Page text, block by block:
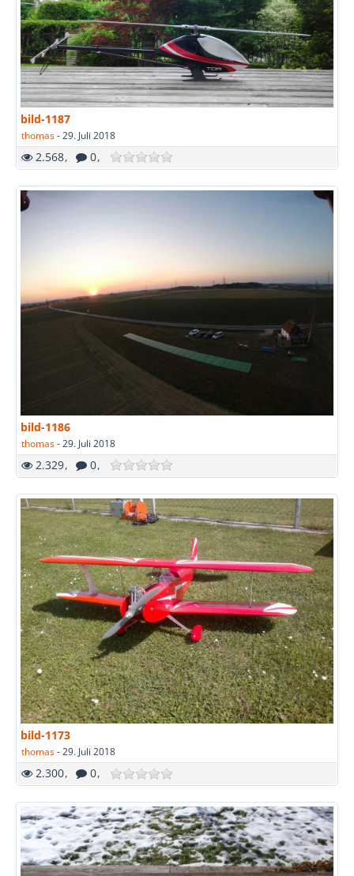
bild-1187
thomas-29. Juli 2018
2.568 0
bild-1186
thomas-29. Juli 2018
2.329 0
bild-1173
thomas-29. Juli 2018
2.300 0